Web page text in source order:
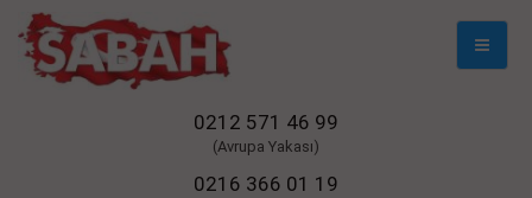
Mobil
0212 571 46 99
(Avrupa Yakası)
0216 366 01 19